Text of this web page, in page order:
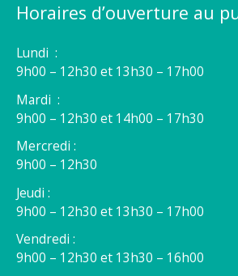
Horaires d’ouverture au
Lundi :
9h00 – 12h30 et 13h30 – 17h00
Mardi :
9h00 – 12h30 et 14h00 – 17h30
Mercredi :
9h00 – 12h30
Jeudi :
9h00 – 12h30 et 13h30 – 17h00
Vendredi :
9h00 – 12h30 et 13h30 – 16h00